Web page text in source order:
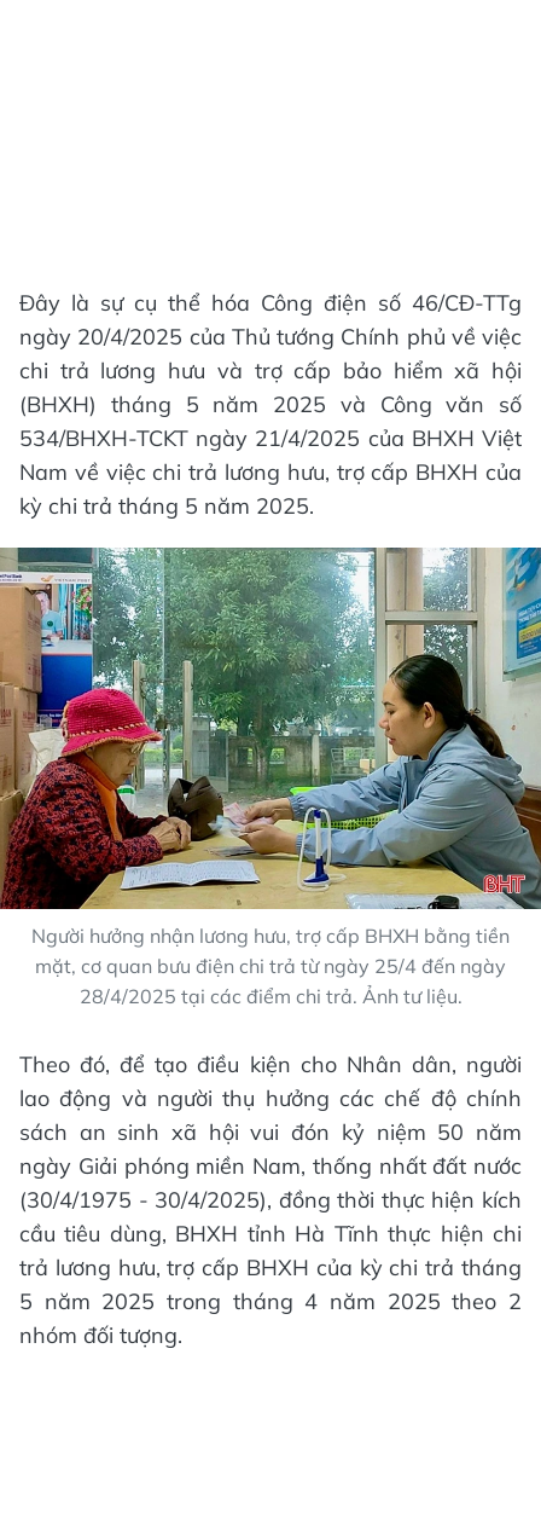
Đây là sự cụ thể hóa Công điện số 46/CĐ-TTg
ngày 20/4/2025 của Thủ tướng Chính phủ về việc
chi trả lương hưu và trợ cấp bảo hiểm xã hội
(BHXH) tháng 5 năm 2025 và Công văn số
534/BHXH-TCKT ngày 21/4/2025 của BHXH Việt
Nam về việc chi trả lương hưu, trợ cấp BHXH của
kỳ chi trả tháng 5 năm 2025.
Người hưởng nhận lương hưu, trợ cấp BHXH bằng tiền
mặt, cơ quan bưu điện chi trả từ ngày 25/4 đến ngày
28/4/2025 tại các điểm chi trả. Ảnh tư liệu.
Theo đó, để tạo điều kiện cho Nhân dân, người
lao động và người thụ hưởng các chế độ chính
sách an sinh xã hội vui đón kỷ niệm 50 năm
ngày Giải phóng miền Nam, thống nhất đất nước
(30/4/1975 - 30/4/2025), đồng thời thực hiện kích
cầu tiêu dùng, BHXH tỉnh Hà Tĩnh thực hiện chi
trả lương hưu, trợ cấp BHXH của kỳ chi trả tháng
5 năm 2025 trong tháng 4 năm 2025 theo 2
nhóm đối tượng.